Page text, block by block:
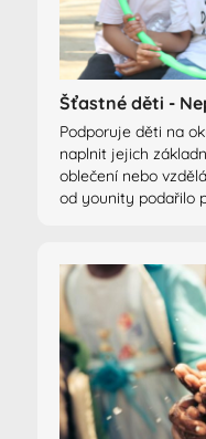
Šťastné děti -
Podporuje děti na
naplnit jejich
oblečení nebo
od younity podařilo